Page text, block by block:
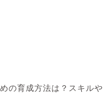
の育成方法は？スキルや